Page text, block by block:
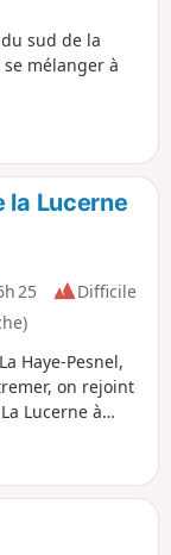
sud de la
mélanger à
la Lucerne
25
Difficile
Haye-Pesnel,
on rejoint
Lucerne à
le parking
gare.